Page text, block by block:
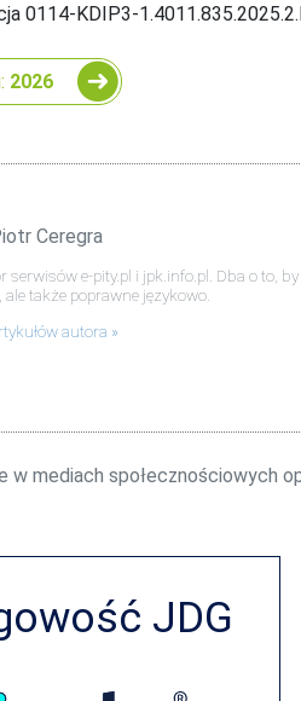
0114-KDIP3-
2026
Ceregra
serwisów e-pity.pl i jpk.info.pl. Dba o to,
ale także poprawne językowo.
autora
w mediach społecznościowych
JDG